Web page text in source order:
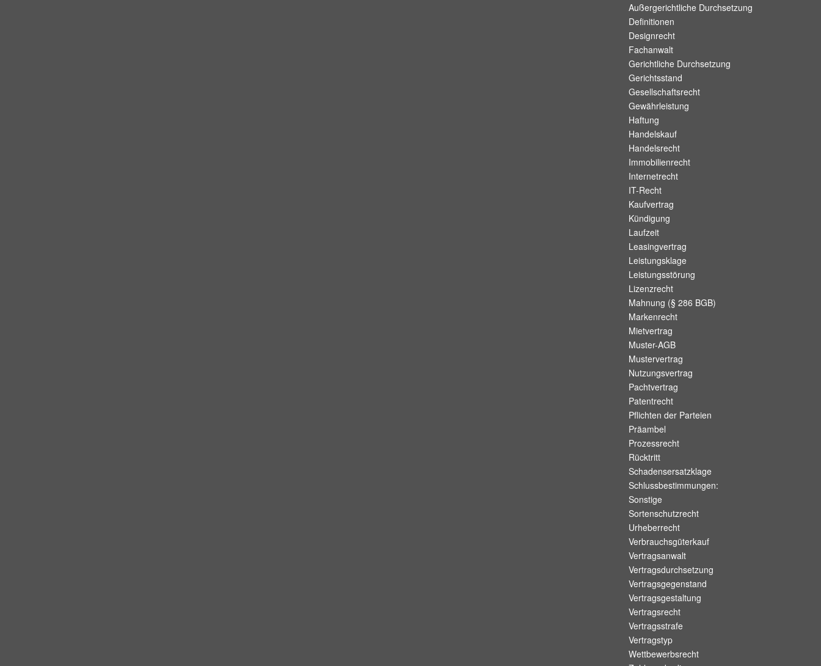
Außergerichtliche Durchsetzung
Definitionen
Designrecht
Fachanwalt
Gerichtliche Durchsetzung
Gerichtsstand
Gesellschaftsrecht
Gewährleistung
Haftung
Handelskauf
Handelsrecht
Immobilienrecht
Internetrecht
IT-Recht
Kaufvertrag
Kündigung
Laufzeit
Leasingvertrag
Leistungsklage
Leistungsstörung
Lizenzrecht
Mahnung (§ 286 BGB)
Markenrecht
Mietvertrag
Muster-AGB
Mustervertrag
Nutzungsvertrag
Pachtvertrag
Patentrecht
Pflichten der Parteien
Präambel
Prozessrecht
Rücktritt
Schadensersatzklage
Schlussbestimmungen:
Sonstige
Sortenschutzrecht
Urheberrecht
Verbrauchsgüterkauf
Vertragsanwalt
Vertragsdurchsetzung
Vertragsgegenstand
Vertragsgestaltung
Vertragsrecht
Vertragsstrafe
Vertragstyp
Wettbewerbsrecht